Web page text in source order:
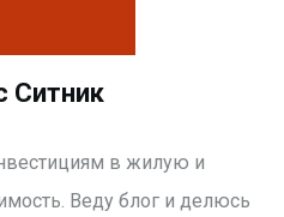
Ситник
в жилую и
Веду блог и делюсь